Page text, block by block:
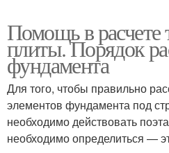
Помощь в
плиты. Порядок
фундамента
Для того, чтобы правильно
элементов фундамента под
необходимо действовать
необходимо определиться —